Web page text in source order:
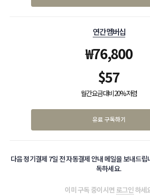
연간 멤버십
₩76,800
$57
월간 요금 대비 20% 저렴
유료 구독하기
다음 정기결제 7일 전 자동결제 안내 메일을 보내드립
독하세요.
이미 구독 중이시면 로그인하세